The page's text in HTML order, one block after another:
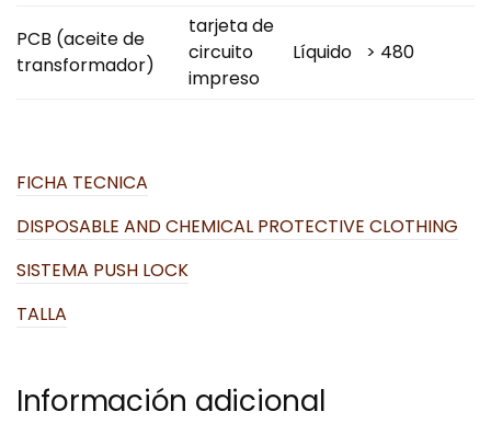
PCB (aceite de
transformador)
tarjeta de
circuito
impreso
Líquido > 480
FICHA TECNICA
DISPOSABLE AND CHEMICAL PROTECTIVE CLOTHING
SISTEMA PUSH LOCK
TALLA
Información adicional